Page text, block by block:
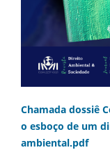
Chamada dossiê
o esboço de um
ambiental.pdf